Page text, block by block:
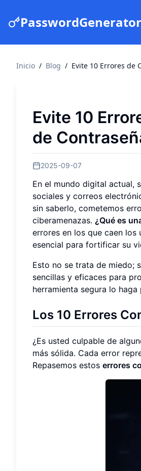
Inicio / Blog / Evite 10 Errores de
Evite 10
de
2025-09-07
En el mundo digital actual,
sociales y correos
sin saberlo, cometemos
ciberamenazas. ¿Qué es
errores en los que caen los
esencial para fortificar su
Esto no se trata de miedo;
sencillas y eficaces para
herramienta segura lo haga
Los 10 Errores
¿Es usted culpable de
más sólida. Cada error
Repasemos estos errores